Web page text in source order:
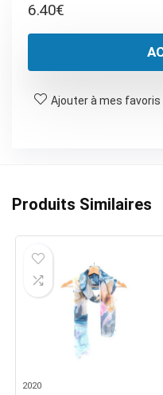
6.40€
Ajouter à mes favoris
Produits Similaires
2020